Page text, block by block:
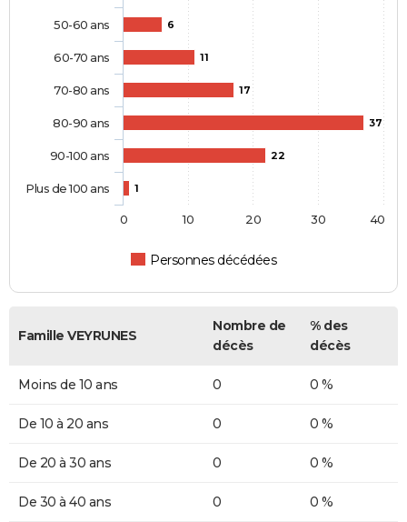
6
11
17
37
22
1
Personnes décédées
50-60 ans
60-70 ans
70-80 ans
80-90 ans
90-100 ans
Plus de 100 ans
0 10 20 30 40
Famille VEYRUNES
Nombre de
décès
% des
décès
Moins de 10 ans 0 0 %
De 10 à 20 ans 0 0 %
De 20 à 30 ans 0 0 %
De 30 à 40 ans 0 0 %